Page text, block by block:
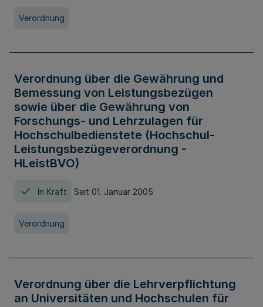
Verordnung
Verordnung über die Gewährung und
Bemessung von Leistungsbezügen
sowie über die Gewährung von
Forschungs- und Lehrzulagen für
Hochschulbedienstete (Hochschul-
Leistungsbezügeverordnung -
HLeistBVO)
In Kraft Seit 01. Januar 2005
Verordnung
Verordnung über die Lehrverpflichtung
an Universitäten und Hochschulen für